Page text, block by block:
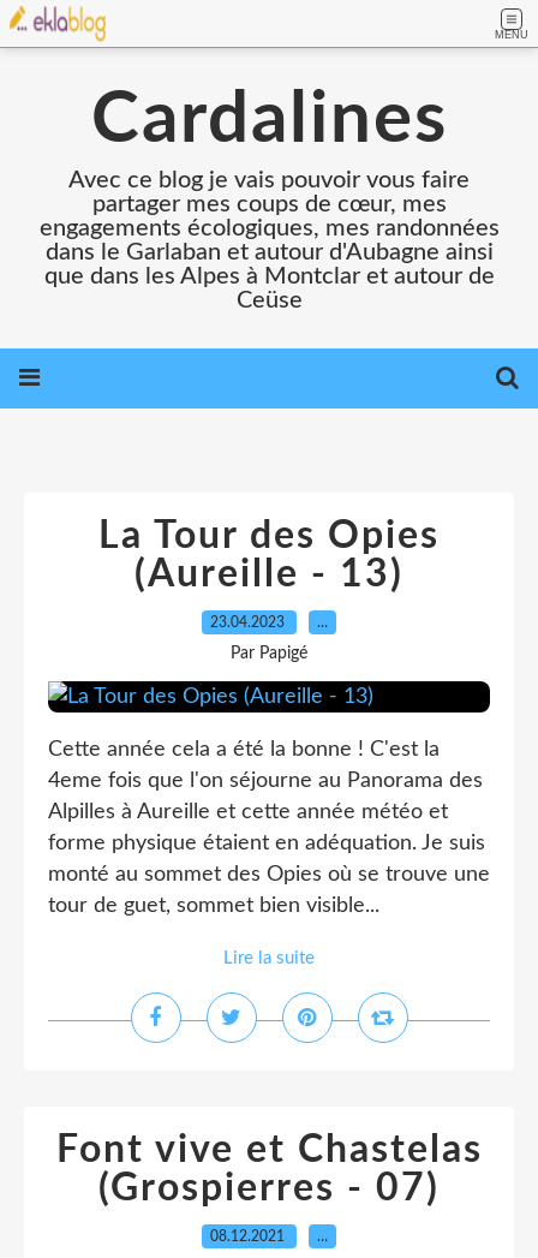
MENU
Cardalines
Avec ce blog je vais pouvoir vous faire
partager mes coups de cœur, mes
engagements écologiques, mes randonnées
dans le Garlaban et autour d'Aubagne ainsi
que dans les Alpes à Montclar et autour de
Ceüse
La Tour des Opies
(Aureille - 13)
23.04.2023 …
Par Papigé
Cette année cela a été la bonne ! C'est la
4eme fois que l'on séjourne au Panorama des
Alpilles à Aureille et cette année météo et
forme physique étaient en adéquation. Je suis
monté au sommet des Opies où se trouve une
tour de guet, sommet bien visible...
Lire la suite
Font vive et Chastelas
(Grospierres - 07)
08.12.2021 …